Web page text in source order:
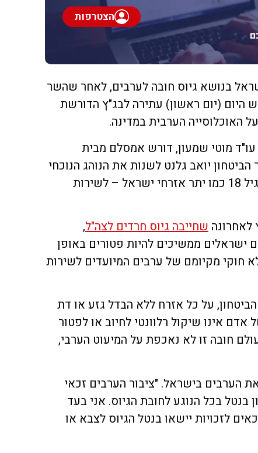
הצטרפות
בנושא גיוס חובה לערבים, לאחר שהשר
היום (יום ראשון) עתירה לבג"ץ הדורשת
האוכלוסייה הערבית במדינה.
מוטי שמעון, דורש אמסלם מבית
יואב גלנט לשנות את הנוהג הנוכחי
ולחייב גיוס של ערבים ישראלים בגיל 18 כמו יתר אזרחי ישראל – לשירות
שחייבה גיוס חרדים לצה"ל,
ישראלים ממשיכים להיות פטורים באופן
חוקי מקיומם של ערבים המיועדים לשירות
על כל אזרח ללא הבדל גזע או דת
אינו שיקול רלוונטי לחיוב או לפטור
חובה זו לא נאכפת על המיעוט הערבי,
הערבים בישראל. "ציבור הערבים זכאי
בנטל בכל הנוגע לחובת הגיוס. אני בעד
לזכויות יישאו בנטל הגיוס לצבא או